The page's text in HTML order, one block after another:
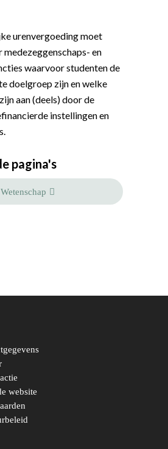
urenvergoeding moet
medezeggenschaps- en
waarvoor studenten de
doelgroep zijn en welke
aan (deels) door de
instellingen en
pagina's
website
Democraten!
Agenda
Nieuws en Vacatures
Moties en Politiek
Beginselen
Buitenlandse Zaken &
Democratie &
Duurzaamheid
Migratie & Asiel
Politiek
Internationaal
Politiek Adviseurs
Politieke Werkgroepen
Vereniging
Congressen
Ontwikkeling
Vrienden van de Jonge
Democraten
Afdelingen
Amsterdam
Meld je aan!